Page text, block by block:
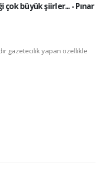
çok büyük şiirler... - Pınar
gazetecilik yapan özellikle